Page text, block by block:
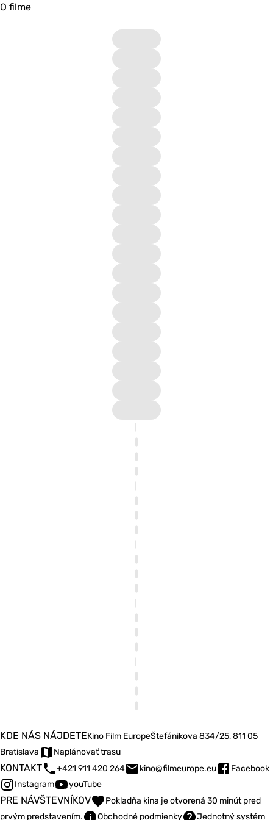
O filme
KDE NÁS NÁJDETEKino Film EuropeŠtefánikova 834/25, 811 05
Bratislava
Naplánovať trasu
KONTAKT +421 911 420 264 kino@filmeurope.eu
Facebook
Instagram
youTube
PRE NÁVŠTEVNÍKOV
Pokladňa kina je otvorená 30 minút pred
prvým predstavením.
Obchodné podmienky Jednotný systém